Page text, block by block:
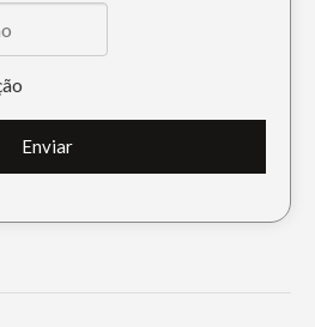
Enviar